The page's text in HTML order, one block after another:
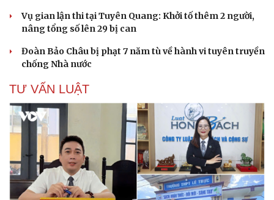
Vụ gian lận thi tại Tuyên Quang: Khởi tố thêm 2 người,
nâng tổng số lên 29 bị can
Đoàn Bảo Châu bị phạt 7 năm tù về hành vi tuyên truyền
chống Nhà nước
TƯ VẤN LUẬT